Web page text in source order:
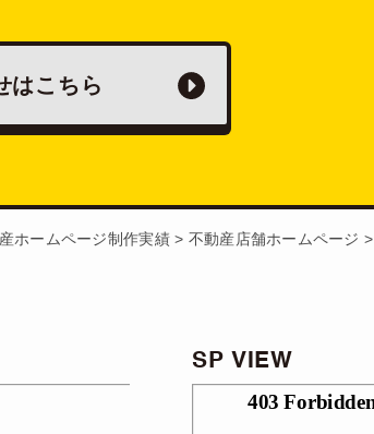
はこちら
ホームページ制作実績> 不動産店舗ホームページ >
SP VIEW